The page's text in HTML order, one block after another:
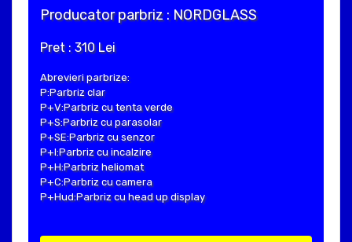
Producator parbriz : NORDGLASS
Pret : 310 Lei
Abrevieri parbrize:
P:Parbriz clar
P+V:Parbriz cu tenta verde
P+S:Parbriz cu parasolar
P+SE:Parbriz cu senzor
P+I:Parbriz cu incalzire
P+H:Parbriz heliomat
P+C:Parbriz cu camera
P+Hud:Parbriz cu head up display